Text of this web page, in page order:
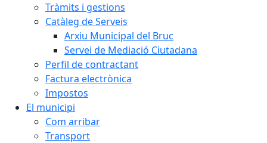
Tràmits i gestions
Catàleg de Serveis
Arxiu Municipal del Bruc
Servei de Mediació Ciutadana
Perfil de contractant
Factura electrònica
Impostos
El municipi
Com arribar
Transport